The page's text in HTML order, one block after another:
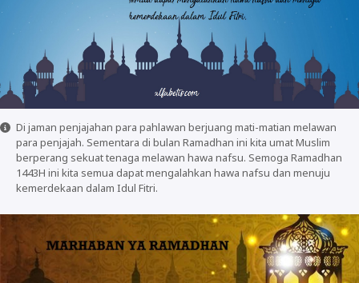
Di jaman penjajahan para pahlawan berjuang mati-matian melawan
para penjajah. Sementara di bulan Ramadhan ini kita umat Muslim
berperang sekuat tenaga melawan hawa nafsu. Semoga Ramadhan
1443H ini kita semua dapat mengalahkan hawa nafsu dan menuju
kemerdekaan dalam Idul Fitri.